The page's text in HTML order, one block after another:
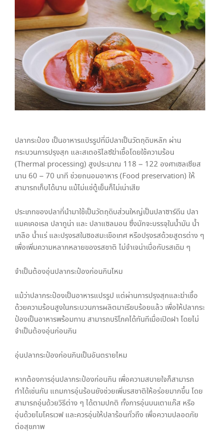
ปลากระป๋อง เป็นอาหารแปรรูปที่มีปลาเป็นวัตถุดิบหลัก ผ่าน
กระบวนการปรุงสุก และสเตอริไลซ์ฆ่าเชื้อโดยใช้ความร้อน
(Thermal processing) สูงประมาณ 118 – 122 องศาเซลเซียส
นาน 60 – 70 นาที ช่วยถนอมอาหาร (Food preservation) ให้
สามารถเก็บได้นาน แม้ไม่แช่ตู้เย็นก็ไม่เน่าเสีย
ประเภทของปลาที่นำมาใช้เป็นวัตถุดิบส่วนใหญ่เป็นปลาซาร์ดีน ปลา
แมคเคอเรล ปลาทูน่า และ ปลาแซลมอน ซึ่งมักจะบรรจุในน้ำมัน น้ำ
เกลือ น้ำแร่ และปรุงรสในซอสมะเขือเทศ หรือปรุงรสด้วยสูตรต่าง ๆ
เพื่อเพิ่มความหลากหลายของรสชาติ ไม่จำเจน่าเบื่อกับรสเดิม ๆ
จำเป็นต้องอุ่นปลากระป๋องก่อนกินไหม
แม้ว่าปลากระป๋องเป็นอาหารแปรรูป แต่ผ่านการปรุงสุกและฆ่าเชื้อ
ด้วยความร้อนสูงในกระบวนการผลิตมาเรียบร้อยแล้ว เพื่อให้ปลากระ
ป๋องเป็นอาหารพร้อมทาน สามารถบริโภคได้ทันทีเมื่อเปิดฝา โดยไม่
จำเป็นต้องอุ่นก่อนกิน
อุ่นปลากระป๋องก่อนกินเป็นอันตรายไหม
หากต้องการอุ่นปลากระป๋องก่อนกิน เพื่อความสบายใจก็สามารถ
ทำได้เช่นกัน แถมการอุ่นร้อนยังช่วยเพิ่มรสชาติให้อร่อยมากขึ้น โดย
สามารถอุ่นด้วยวิธีต่าง ๆ ได้ตามปกติ ทั้งการอุ่นบนเตาแก๊ส หรือ
อุ่นด้วยไมโครเวฟ และควรอุ่นให้ปลาร้อนทั่วถึง เพื่อความปลอดภัย
ต่อสุขภาพ